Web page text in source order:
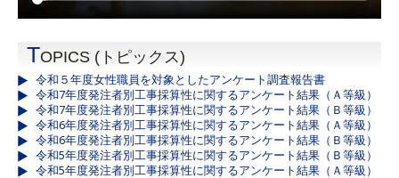
TOPICS (トピックス)
令和５年度女性職員を対象としたアンケート調査報告書
令和7年度発注者別工事採算性に関するアンケート結果（Ａ等級）
令和7年度発注者別工事採算性に関するアンケート結果（Ｂ等級）
令和6年度発注者別工事採算性に関するアンケート結果（Ａ等級）
令和6年度発注者別工事採算性に関するアンケート結果（Ｂ等級）
令和5年度発注者別工事採算性に関するアンケート結果（Ｂ等級）
令和5年度発注者別工事採算性に関するアンケート結果（Ａ等級）